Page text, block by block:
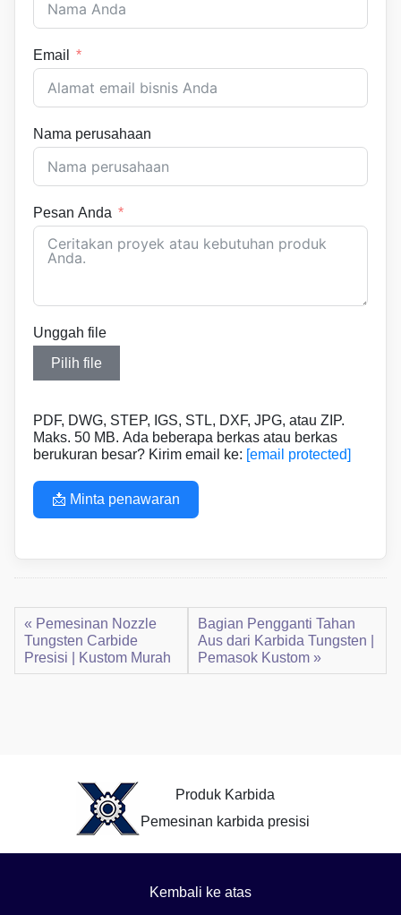
Email
Nama perusahaan
Pesan Anda
Unggah file
Pilih file
PDF, DWG, STEP, IGS, STL, DXF, JPG, atau ZIP.
Maks. 50 MB. Ada beberapa berkas atau berkas
berukuran besar? Kirim email ke: [email protected]
📩 Minta penawaran
« Pemesinan Nozzle
Tungsten Carbide
Presisi | Kustom Murah
Bagian Pengganti Tahan
Aus dari Karbida Tungsten |
Pemasok Kustom »
Produk Karbida
Pemesinan karbida presisi
Kembali ke atas